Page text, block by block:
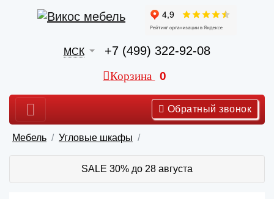
МСК +7 (499) 322-92-08
Корзина 0
Обратный звонок
Мебель Угловые шкафы
SALE 30% до 28 августа